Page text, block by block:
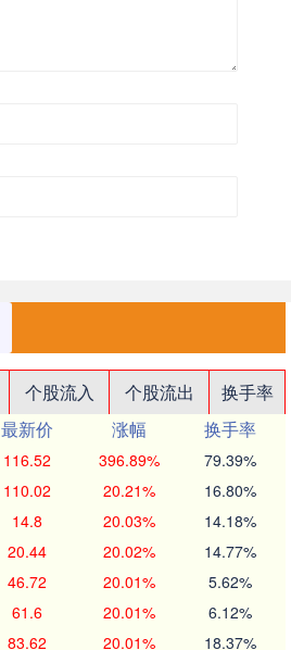
个股流入 个股流出
换手率
最新价 涨幅
换手率
116.52 396.89% 79.39%
110.02 20.21% 16.80%
14.8 20.03% 14.18%
20.44 20.02% 14.77%
46.72 20.01% 5.62%
61.6 20.01% 6.12%
83.62 20.01% 18.37%